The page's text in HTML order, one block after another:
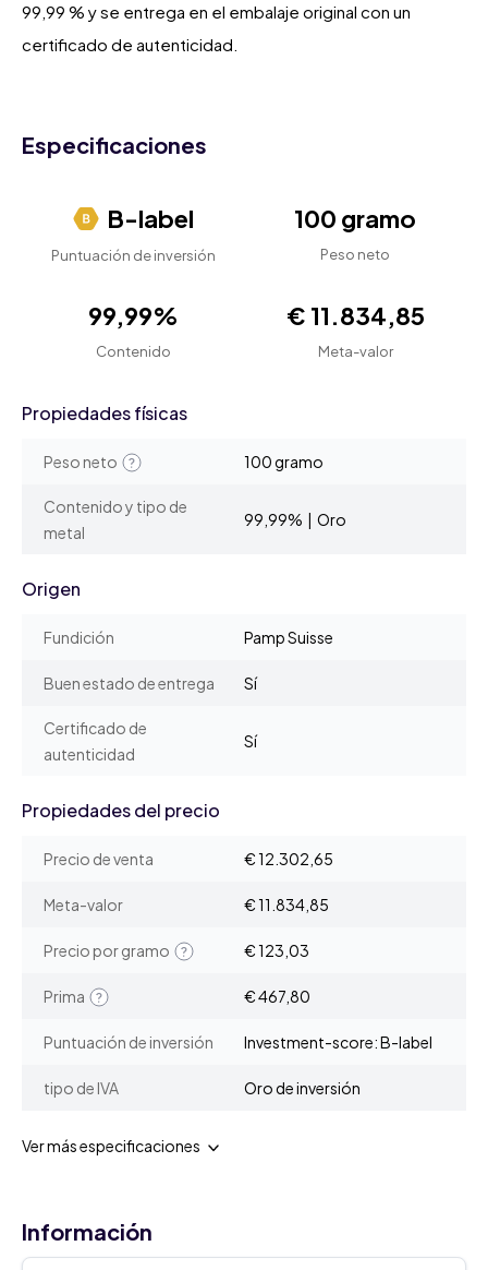
99,99 % y se entrega en el embalaje original con un
certificado de autenticidad.
Especificaciones
B-label
Puntuación de inversión
100 gramo
Peso neto
99,99%
Contenido
€ 11.834,85
Meta-valor
Propiedades físicas
Peso neto 100 gramo
Contenido y tipo de
metal
99,99% | Oro
Origen
Fundición Pamp Suisse
Buen estado de entrega Sí
Certificado de
autenticidad
Sí
Propiedades del precio
Precio de venta € 12.302,65
Meta-valor € 11.834,85
Precio por gramo € 123,03
Prima € 467,80
Puntuación de inversión Investment-score: B-label
tipo de IVA Oro de inversión
Ver más especificaciones
Información